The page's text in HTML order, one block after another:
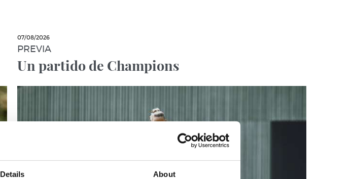
Details About
07/08/2026
PREVIA
Un partido de Champions